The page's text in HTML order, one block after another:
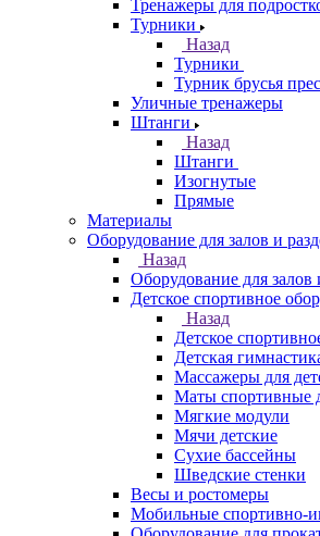
Тренажеры для
Турники
Назад
Турники
Турник брусья
Уличные тренажеры
Штанги
Назад
Штанги
Изогнутые
Прямые
Материалы
Оборудование для залов и
Назад
Оборудование для залов
Детское спортивное
Назад
Детское
Детская
Массажеры для
Маты спортивные
Мягкие модули
Мячи детские
Сухие бассейны
Шведские стенки
Весы и ростомеры
Мобильные спортивно-